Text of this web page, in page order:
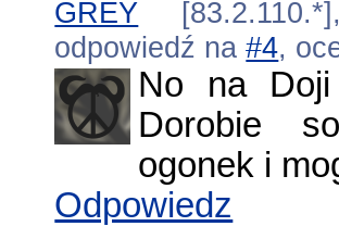
GREY
odpowiedź na#4,
No na
Dorobie
ogonek i
Odpowiedz